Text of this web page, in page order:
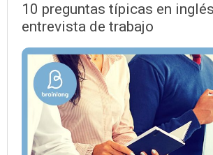
10 preguntas típicas en
entrevista de trabajo